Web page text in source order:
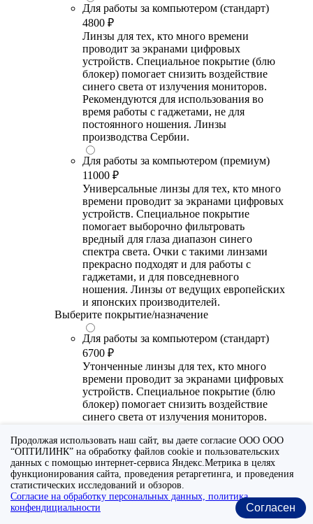
Для работы за компьютером (стандарт)
4800 ₽
Линзы для тех, кто много времени
проводит за экранами цифровых
устройств. Специальное покрытие (блю
блокер) помогает снизить воздействие
синего света от излучения мониторов.
Рекомендуются для использования во
время работы с гаджетами, не для
постоянного ношения. Линзы
производства Сербии.
Для работы за компьютером (премиум)
11000 ₽
Универсальные линзы для тех, кто много
времени проводит за экранами цифровых
устройств. Специальное покрытие
помогает выборочно фильтровать
вредный для глаза диапазон синего
спектра света. Очки с такими линзами
прекрасно подходят и для работы с
гаджетами, и для повседневного
ношения. Линзы от ведущих европейских
и японских производителей.
Выберите покрытие/назначение
Для работы за компьютером (стандарт)
6700 ₽
Утонченные линзы для тех, кто много
времени проводит за экранами цифровых
устройств. Специальное покрытие (блю
блокер) помогает снизить воздействие
синего света от излучения мониторов.
время работы с гаджетами, не для
постоянного ношения. Линзы
производства Сербии или Ю.-В. Азии.
Для работы за компьютером (премиум)
20300 ₽
Универсальные утонченные линзы для
Продолжая использовать наш сайт, вы даете согласие ООО ООО
“ОПТИЛИНК” на обработку файлов cookie и пользовательских
данных с помощью интернет-сервиса Яндекс.Метрика в целях
функционирования сайта, проведения ретаргетинга, и проведения
статистических исследований и обзоров.
Согласие на обработку персональных данных, политика
конфендициальности
Согласен